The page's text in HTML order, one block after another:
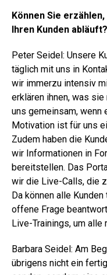
Können Sie
Ihren Kunden abläuft?
Peter Seidel: Unsere
täglich mit uns in
wir immerzu intensiv
erklären ihnen, was
uns gemeinsam,
Motivation ist für uns
Zudem haben die
wir Informationen in
bereitstellen. Das
wir die Live-Calls, die
Da können alle
offene Frage
Live-Trainings, um alle
Barbara Seidel: Am
übrigens nicht ein